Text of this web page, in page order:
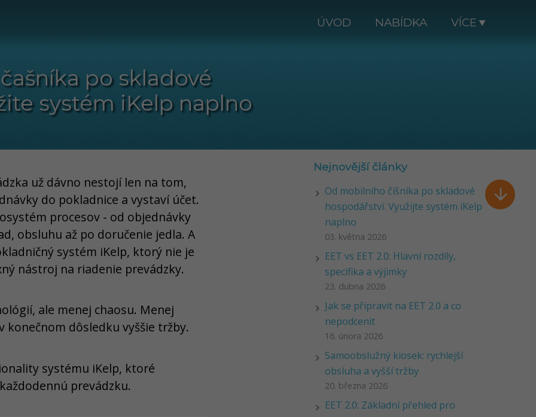
ÚVOD NABÍDKA VÍCE

po skladové
systém iKelp naplno
už dávno nestojí len na tom,
do pokladnice a vystaví účet.
procesov - od objednávky
obsluhu až po doručenie jedla. A
systém iKelp, ktorý nie je
nástroj na riadenie prevádzky.
ale menej chaosu. Menej
konečnom dôsledku vyššie tržby.
systému iKelp, ktoré
prevádzku.
Nejnovější články
Od mobilního číšníka po skladové
hospodářství. Využijte systém iKelp
naplno
03. května 2026
EET vs EET 2.0: Hlavní rozdíly,
specifika a výjimky
23. dubna 2026
Jak se připravit na EET 2.0 a co
nepodcenit
16. února 2026
Samoobslužný kiosek: rychlejší
obsluha a vyšší tržby
20. března 2026
EET 2.0: Základní přehled pro